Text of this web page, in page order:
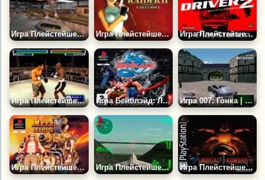
Игра Плейстейшен: Тони Хоук Про Скейтер 4 Игра Плейстейшен: Лара Крофт 2 Игра Плейстейшен: Драйвер 2
Игра Плейстейшен: Нокаут Королей 2001 Игра Бейблэйд: Лет ит Рип | Плейстейшен Игра 007: Гонка | Плейстейшен
Игра Плейстейшен: Метал Слаг Икс Игра Плейстейшен: Боевой Ас 3 Игра Плейстейшен: Мортал Комбат 4